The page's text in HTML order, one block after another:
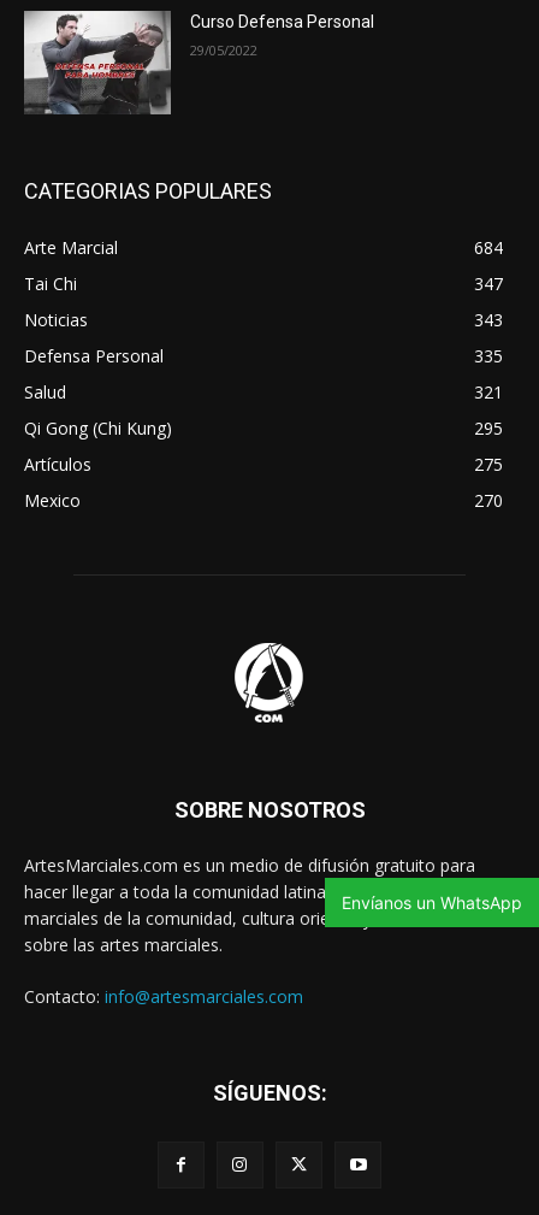
Curso Defensa Personal
29/05/2022
CATEGORIAS POPULARES
Arte Marcial
684
Tai Chi
347
Noticias
343
Defensa Personal
335
Salud
321
Qi Gong (Chi Kung)
295
Artículos
275
Mexico
270
SOBRE NOSOTROS
ArtesMarciales.com es un medio de difusión gratuito para
hacer llegar a toda la comunidad latina las noticias de artes
marciales de la comunidad, cultura oriental y contenido valioso
sobre las artes marciales.
Contacto: info@artesmarciales.com
SÍGUENOS:
Envíanos un WhatsApp